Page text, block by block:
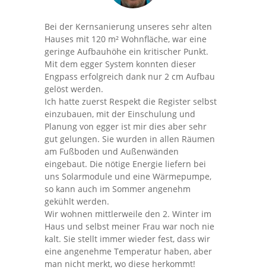
Bei der Kernsanierung unseres sehr alten
Hauses mit 120 m² Wohnfläche, war eine
geringe Aufbauhöhe ein kritischer Punkt.
Mit dem egger System konnten dieser
Engpass erfolgreich dank nur 2 cm Aufbau
gelöst werden.
Ich hatte zuerst Respekt die Register selbst
einzubauen, mit der Einschulung und
Planung von egger ist mir dies aber sehr
gut gelungen. Sie wurden in allen Räumen
am Fußboden und Außenwänden
eingebaut. Die nötige Energie liefern bei
uns Solarmodule und eine Wärmepumpe,
so kann auch im Sommer angenehm
gekühlt werden.
Wir wohnen mittlerweile den 2. Winter im
Haus und selbst meiner Frau war noch nie
kalt. Sie stellt immer wieder fest, dass wir
eine angenehme Temperatur haben, aber
man nicht merkt, wo diese herkommt!